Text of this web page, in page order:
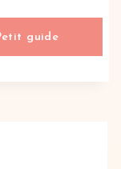
guide